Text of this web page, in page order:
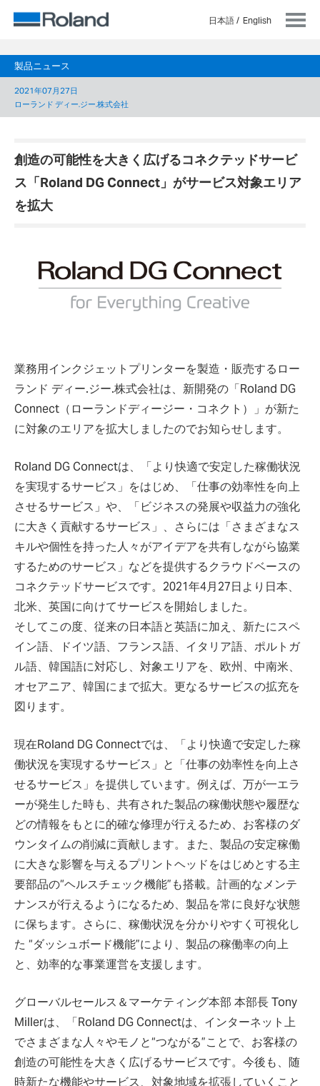
日本語 English
製品ニュース
2021年07月27日
ローランド ディー.ジー.株式会社
創造の可能性を大きく広げるコネクテッドサービ
ス「Roland DG Connect」がサービス対象エリア
を拡大
業務用インクジェットプリンターを製造・販売するロー
ランド ディー.ジー.株式会社は、新開発の「Roland DG
Connect（ローランドディージー・コネクト）」が新た
に対象のエリアを拡大しましたのでお知らせします。
Roland DG Connectは、「より快適で安定した稼働状況
を実現するサービス」をはじめ、「仕事の効率性を向上
させるサービス」や、「ビジネスの発展や収益力の強化
に大きく貢献するサービス」、さらには「さまざまなス
キルや個性を持った人々がアイデアを共有しながら協業
するためのサービス」などを提供するクラウドベースの
コネクテッドサービスです。2021年4月27日より日本、
北米、英国に向けてサービスを開始しました。
そしてこの度、従来の日本語と英語に加え、新たにスペ
イン語、ドイツ語、フランス語、イタリア語、ポルトガ
ル語、韓国語に対応し、対象エリアを、欧州、中南米、
オセアニア、韓国にまで拡大。更なるサービスの拡充を
図ります。
現在Roland DG Connectでは、「より快適で安定した稼
働状況を実現するサービス」と「仕事の効率性を向上さ
せるサービス」を提供しています。例えば、万が一エラ
ーが発生した時も、共有された製品の稼働状態や履歴な
どの情報をもとに的確な修理が行えるため、お客様のダ
ウンタイムの削減に貢献します。また、製品の安定稼働
に大きな影響を与えるプリントヘッドをはじめとする主
要部品の“ヘルスチェック機能”も搭載。計画的なメンテ
ナンスが行えるようになるため、製品を常に良好な状態
に保ちます。さらに、稼働状況を分かりやすく可視化し
た “ダッシュボード機能”により、製品の稼働率の向上
と、効率的な事業運営を支援します。
グローバルセールス＆マーケティング本部 本部長 Tony
Millerは、「Roland DG Connectは、インターネット上
でさまざまな人々やモノと“つながる”ことで、お客様の
創造の可能性を大きく広げるサービスです。今後も、随
時新たな機能やサービス、対象地域を拡張していくこと